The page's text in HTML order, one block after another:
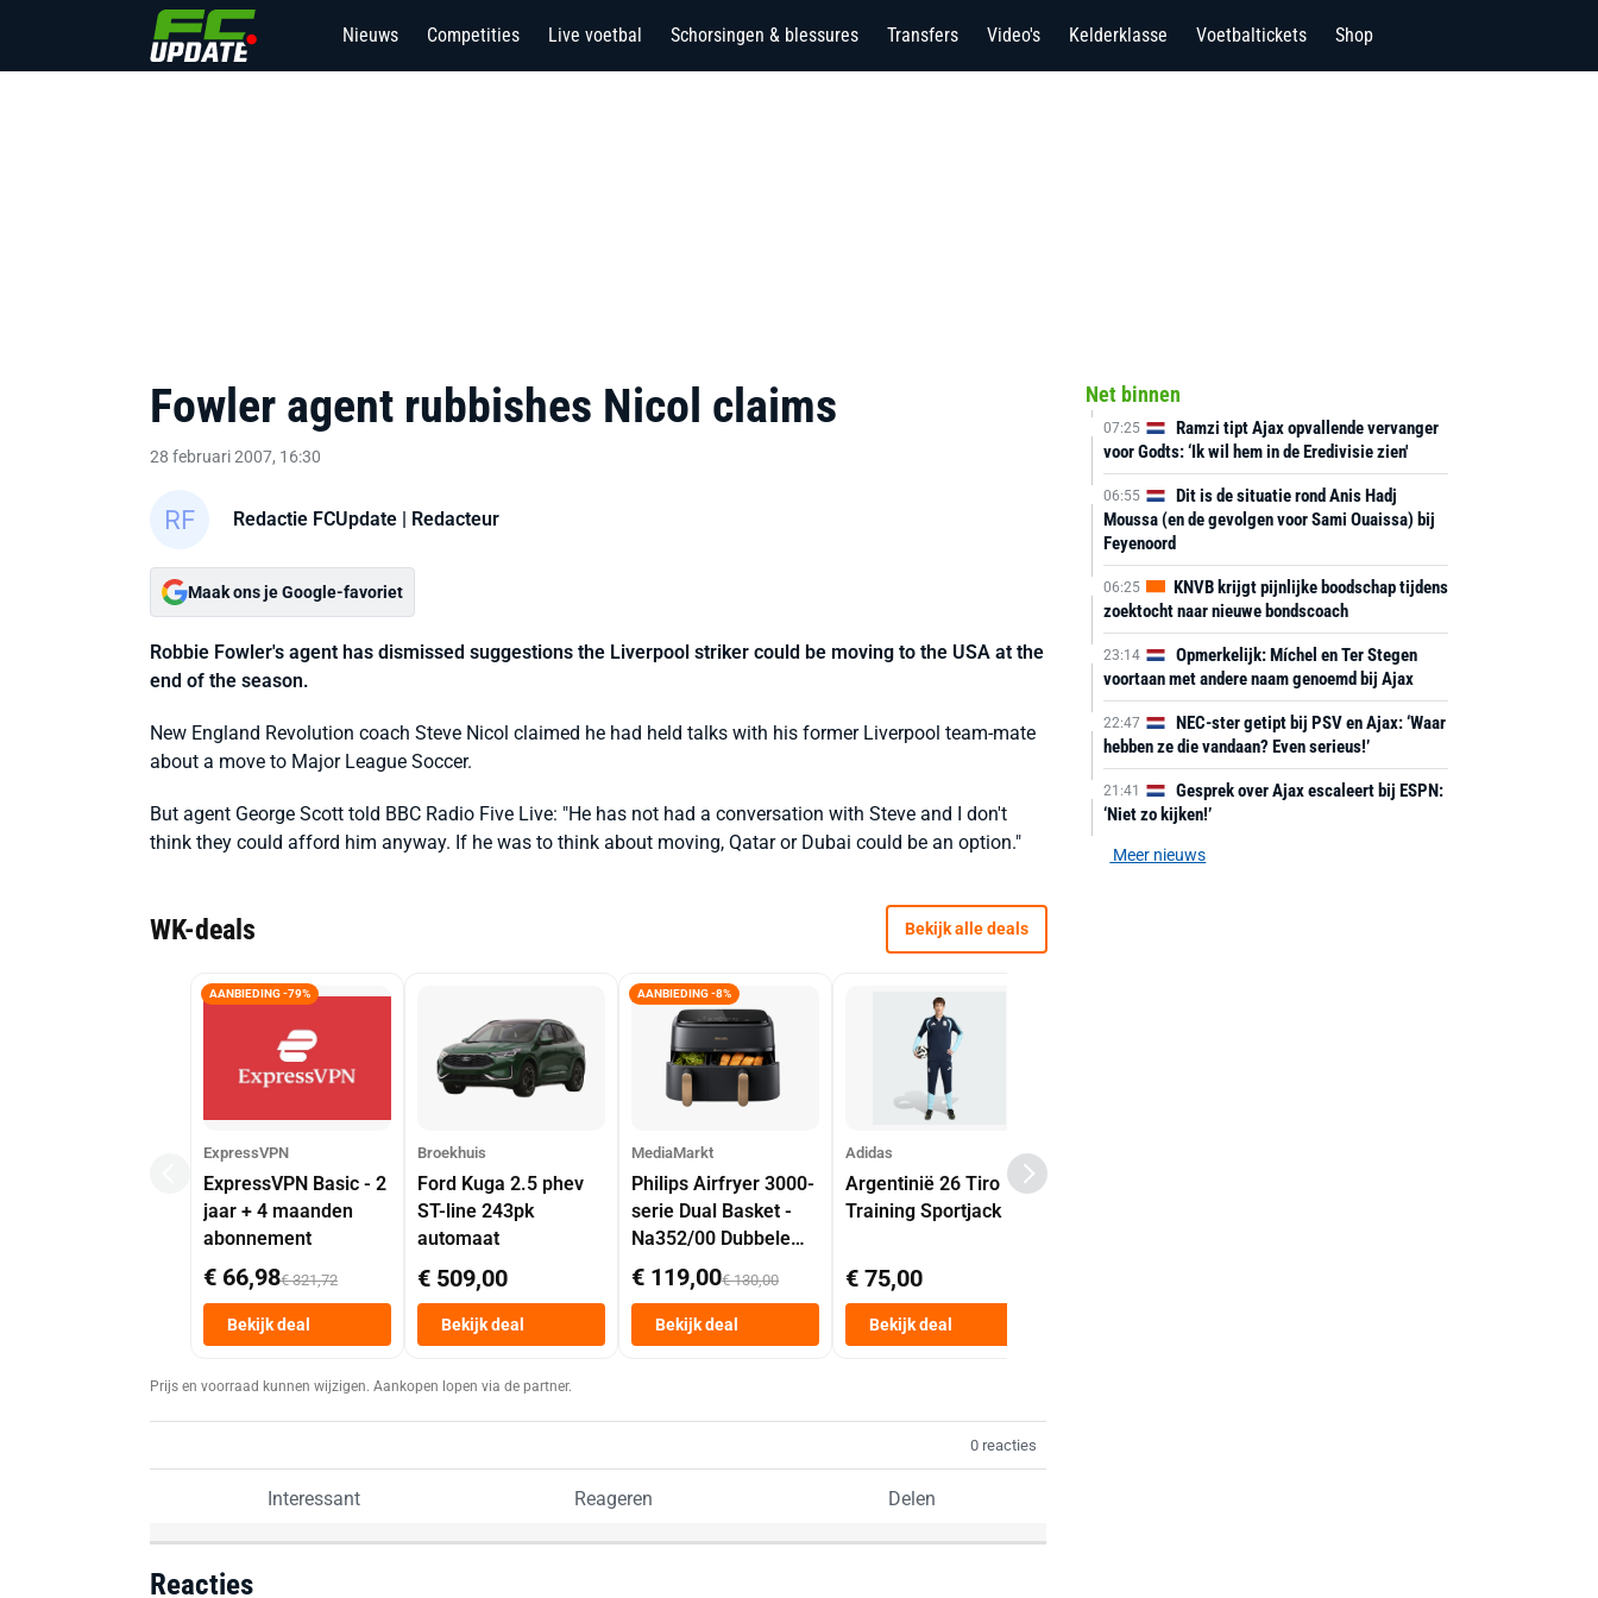
Nieuws Competities Live voetbal Schorsingen & blessures Transfers Video's Kelderklasse Voetbaltickets Shop
Fowler agent rubbishes Nicol claims
28 februari 2007, 16:30
Redactie FCUpdate | Redacteur
Maak ons je Google-favoriet
Robbie Fowler's agent has dismissed suggestions the Liverpool striker could be moving to the USA at the
end of the season.
New England Revolution coach Steve Nicol claimed he had held talks with his former Liverpool team-mate
about a move to Major League Soccer.
But agent George Scott told BBC Radio Five Live: "He has not had a conversation with Steve and I don't
think they could afford him anyway. If he was to think about moving, Qatar or Dubai could be an option."
WK-deals Bekijk alle deals
AANBIEDING -79%
ExpressVPN
ExpressVPN Basic - 2
jaar + 4 maanden
abonnement
€ 66,98€ 321,72
Bekijk deal
Broekhuis
Ford Kuga 2.5 phev
ST-line 243pk
automaat
€ 509,00
Bekijk deal
AANBIEDING -8%
MediaMarkt
Philips Airfryer 3000-
serie Dual Basket -
Na352/00 Dubbele
Mand 9 L Tot 6
Personen
Heteluchtfriteuse
Zwart
€ 119,00€ 130,00
Bekijk deal
Adidas
Argentinië 26 Tiro
Training Sportjack
€ 75,00
Bekijk deal
Prijs en voorraad kunnen wijzigen. Aankopen lopen via de partner.
0 reacties
Interessant Reageren Delen
Reacties
Net binnen
07:25
Ramzi tipt Ajax opvallende vervanger
voor Godts: ‘Ik wil hem in de Eredivisie zien'
06:55
Dit is de situatie rond Anis Hadj
Moussa (en de gevolgen voor Sami Ouaissa) bij
Feyenoord
06:25
KNVB krijgt pijnlijke boodschap tijdens
zoektocht naar nieuwe bondscoach
23:14
Opmerkelijk: Míchel en Ter Stegen
voortaan met andere naam genoemd bij Ajax
22:47
NEC-ster getipt bij PSV en Ajax: ‘Waar
hebben ze die vandaan? Even serieus!’
21:41
Gesprek over Ajax escaleert bij ESPN:
‘Niet zo kijken!’
Meer nieuws